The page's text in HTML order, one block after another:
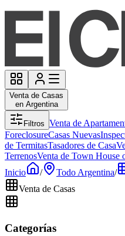
Venta de Casas
en Argentina
Filtros Venta de
ForeclosureCasas Nuevas
de TermitasTasadores de Casa
TerrenosVenta de Town House
Inicio
/ Todo Argentina/
Venta de Casas
Categorías